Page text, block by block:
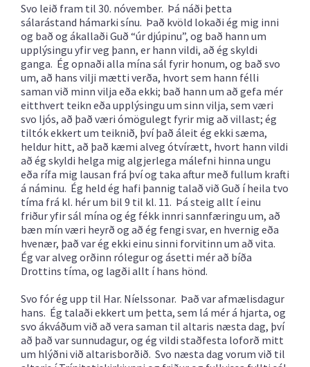
Svo leið fram til 30. nóvember. Þá náði þetta
sálarástand hámarki sínu. Það kvöld lokaði ég mig inni
og bað og ákallaði Guð “úr djúpinu”, og bað hann um
upplýsingu yfir veg þann, er hann vildi, að ég skyldi
ganga. Ég opnaði alla mína sál fyrir honum, og bað svo
um, að hans vilji mætti verða, hvort sem hann félli
saman við minn vilja eða ekki; bað hann um að gefa mér
eitthvert teikn eða upplýsingu um sinn vilja, sem væri
svo ljós, að það væri ómögulegt fyrir mig að villast; ég
tiltók ekkert um teiknið, því það áleit ég ekki sæma,
heldur hitt, að það kæmi alveg ótvírætt, hvort hann vildi
að ég skyldi helga mig algjerlega málefni hinna ungu
eða rífa mig lausan frá því og taka aftur með fullum krafti
á náminu. Ég held ég hafi þannig talað við Guð í heila tvo
tíma frá kl. hér um bil 9 til kl. 11. Þá steig allt í einu
friður yfir sál mína og ég fékk innri sannfæringu um, að
bæn mín væri heyrð og að ég fengi svar, en hvernig eða
hvenær, það var ég ekki einu sinni forvitinn um að vita.
Ég var alveg orðinn rólegur og ásetti mér að bíða
Drottins tíma, og lagði allt í hans hönd.
Svo fór ég upp til Har. Níelssonar. Það var afmælisdagur
hans. Ég talaði ekkert um þetta, sem lá mér á hjarta, og
svo ákváðum við að vera saman til altaris næsta dag, því
að það var sunnudagur, og ég vildi staðfesta loforð mitt
um hlýðni við altarisborðið. Svo næsta dag vorum við til